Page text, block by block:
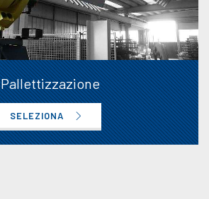
Pallettizzazione
SELEZIONA